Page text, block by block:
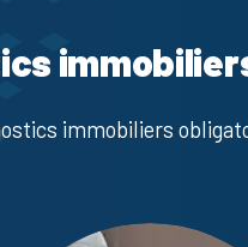
immobiliers